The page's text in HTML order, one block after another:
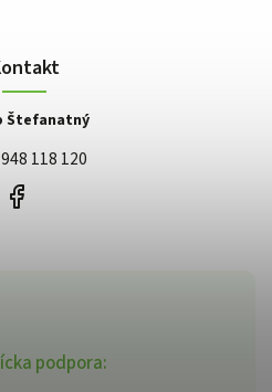
podpora:
Štefanatný
118 120